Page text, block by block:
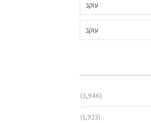
עוקב
עוקב
(3,946)
(1,923)